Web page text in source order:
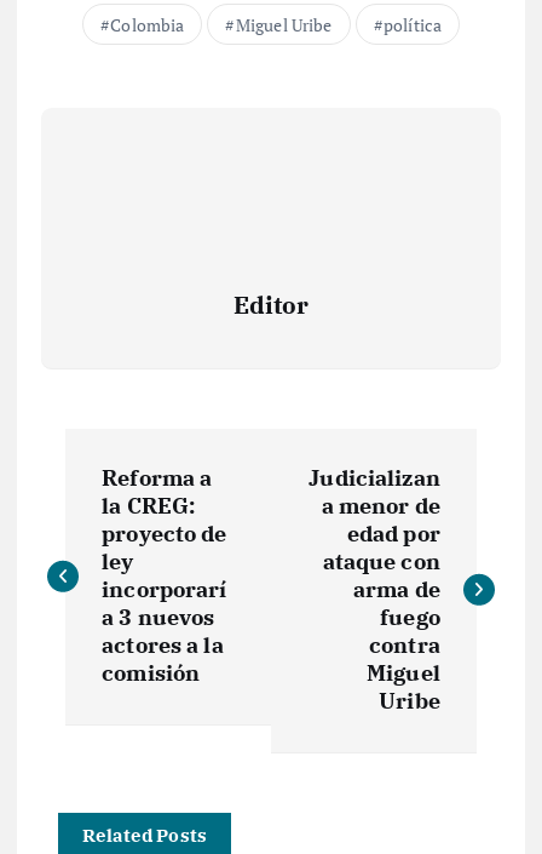
Colombia
Miguel Uribe política
Editor
v
c
Reforma a
la CREG:
proyecto de
ley
incorporarí
a 3 nuevos
actores a la
comisión
Judicializan
a menor de
edad por
ataque con
arma de
fuego
contra
Miguel
Uribe
Related Posts